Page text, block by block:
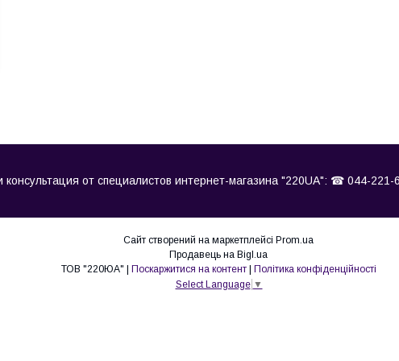
от специалистов интернет-магазина "220UA": ☎ 044-
Сайт створений на маркетплейсі Prom.ua
Продавець на Bigl.ua
ТОВ "220ЮА" | Поскаржитися на контент | Політика конфіденційності
Select Language ▼